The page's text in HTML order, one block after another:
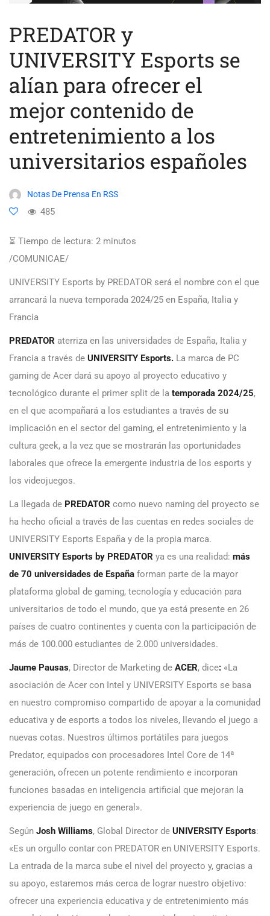
PREDATOR y
UNIVERSITY Esports se
alían para ofrecer el
mejor contenido de
entretenimiento a los
universitarios españoles
Notas De Prensa En RSS
485
⏳ Tiempo de lectura: 2 minutos
/COMUNICAE/
UNIVERSITY Esports by PREDATOR será el nombre con el que
arrancará la nueva temporada 2024/25 en España, Italia y
Francia
PREDATOR aterriza en las universidades de España, Italia y
Francia a través de UNIVERSITY Esports. La marca de PC
gaming de Acer dará su apoyo al proyecto educativo y
tecnológico durante el primer split de la temporada 2024/25,
en el que acompañará a los estudiantes a través de su
implicación en el sector del gaming, el entretenimiento y la
cultura geek, a la vez que se mostrarán las oportunidades
laborales que ofrece la emergente industria de los esports y
los videojuegos.
La llegada de PREDATOR como nuevo naming del proyecto se
ha hecho oficial a través de las cuentas en redes sociales de
UNIVERSITY Esports España y de la propia marca.
UNIVERSITY Esports by PREDATOR ya es una realidad: más
de 70 universidades de España forman parte de la mayor
plataforma global de gaming, tecnología y educación para
universitarios de todo el mundo, que ya está presente en 26
países de cuatro continentes y cuenta con la participación de
más de 100.000 estudiantes de 2.000 universidades.
Jaume Pausas, Director de Marketing de ACER, dice: «La
asociación de Acer con Intel y UNIVERSITY Esports se basa
en nuestro compromiso compartido de apoyar a la comunidad
educativa y de esports a todos los niveles, llevando el juego a
nuevas cotas. Nuestros últimos portátiles para juegos
Predator, equipados con procesadores Intel Core de 14ª
generación, ofrecen un potente rendimiento e incorporan
funciones basadas en inteligencia artificial que mejoran la
experiencia de juego en general».
Según Josh Williams, Global Director de UNIVERSITY Esports:
«Es un orgullo contar con PREDATOR en UNIVERSITY Esports.
La entrada de la marca sube el nivel del proyecto y, gracias a
su apoyo, estaremos más cerca de lograr nuestro objetivo:
ofrecer una experiencia educativa y de entretenimiento más